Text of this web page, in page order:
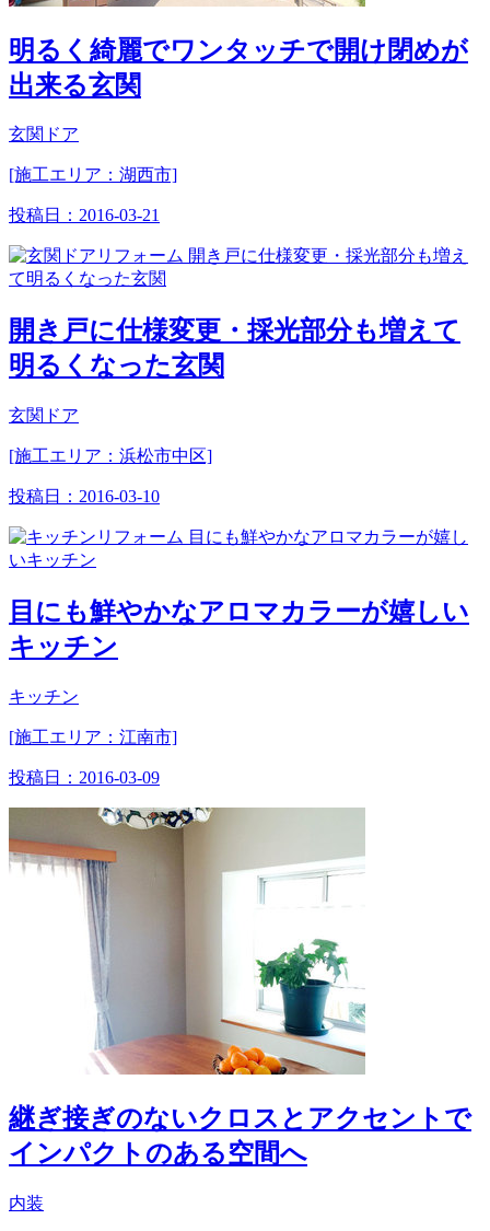
明るく綺麗でワンタッチで開け閉めが
出来る玄関
玄関ドア
[施工エリア：湖西市]
投稿日： 2016-03-21
開き戸に仕様変更・採光部分も増えて
明るくなった玄関
玄関ドア
[施工エリア：浜松市中区]
投稿日： 2016-03-10
目にも鮮やかなアロマカラーが嬉しい
キッチン
キッチン
[施工エリア：江南市]
投稿日： 2016-03-09
継ぎ接ぎのないクロスとアクセントで
インパクトのある空間へ
内装